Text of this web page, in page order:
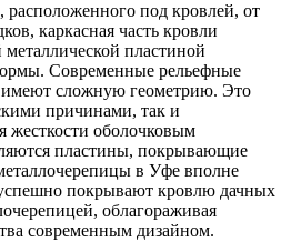
расположенного под кровлей, от
каркасная часть кровли
пластиной
Современные рельефные
сложную геометрию. Это
причинами, так и
жесткости оболочковым
пластины, покрывающие
в Уфе вполне
покрывают кровлю дачных
облагораживая
современным дизайном.